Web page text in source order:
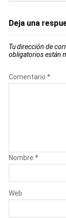
Deja una
Tu dirección de
obligatorios están
Comentario *
Nombre *
Web